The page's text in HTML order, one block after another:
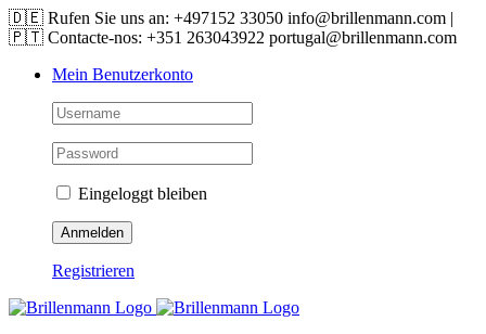
Skip
to
🇩🇪 Rufen Sie uns an: +497152 33050 info@brillenmann.com |
🇵🇹 Contacte-nos: +351 263043922 portugal@brillenmann.com
Mein Benutzerkonto
Eingeloggt bleiben
Registrieren